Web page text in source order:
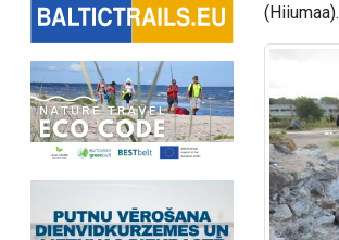
(Hiiumaa).